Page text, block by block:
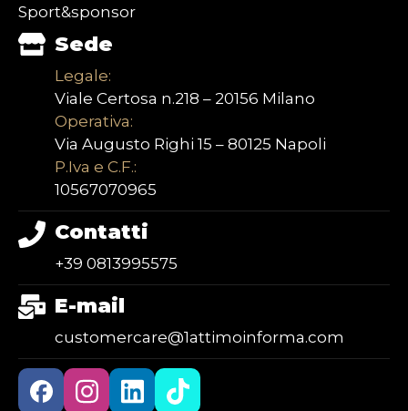
Sport&sponsor
Sede
Legale:
Viale Certosa n.218 – 20156 Milano
Operativa:
Via Augusto Righi 15 – 80125 Napoli
P.Iva e C.F.:
10567070965
Contatti
+39 0813995575
E-mail
customercare@1attimoinforma.com